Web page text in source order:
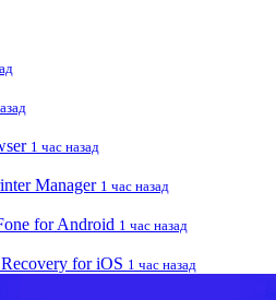
1 час назад
Manager 1 час назад
for Android 1 час назад
for iOS 1 час назад